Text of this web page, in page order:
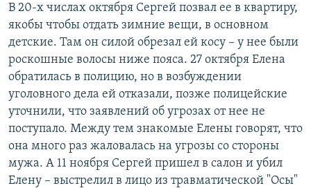
В 20-х числах октября Сергей позвал ее в квартиру,
якобы чтобы отдать зимние вещи, в основном
детские. Там он силой обрезал ей косу – у нее были
роскошные волосы ниже пояса. 27 октября Елена
обратилась в полицию, но в возбуждении
уголовного дела ей отказали, позже полицейские
уточнили, что заявлений об угрозах от нее не
поступало. Между тем знакомые Елены говорят, что
она много раз жаловалась на угрозы со стороны
мужа. А 11 ноября Сергей пришел в салон и убил
Елену – выстрелил в лицо из травматической "Осы"